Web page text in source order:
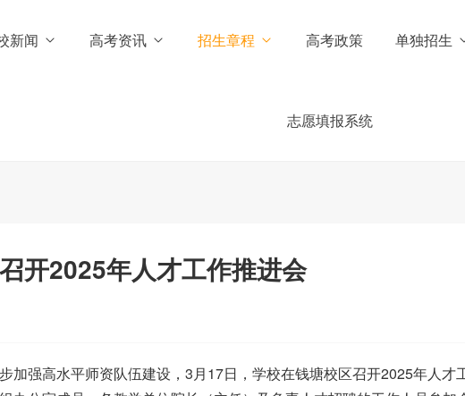
新闻 高考资讯 招生章程 高考政策 单独招生
志愿填报系统
开2025年人才工作推进会
加强高水平师资队伍建设，3月17日，学校在钱塘校区召开2025年人才